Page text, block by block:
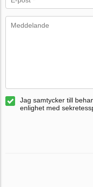
Jag samtycker till
enlighet med